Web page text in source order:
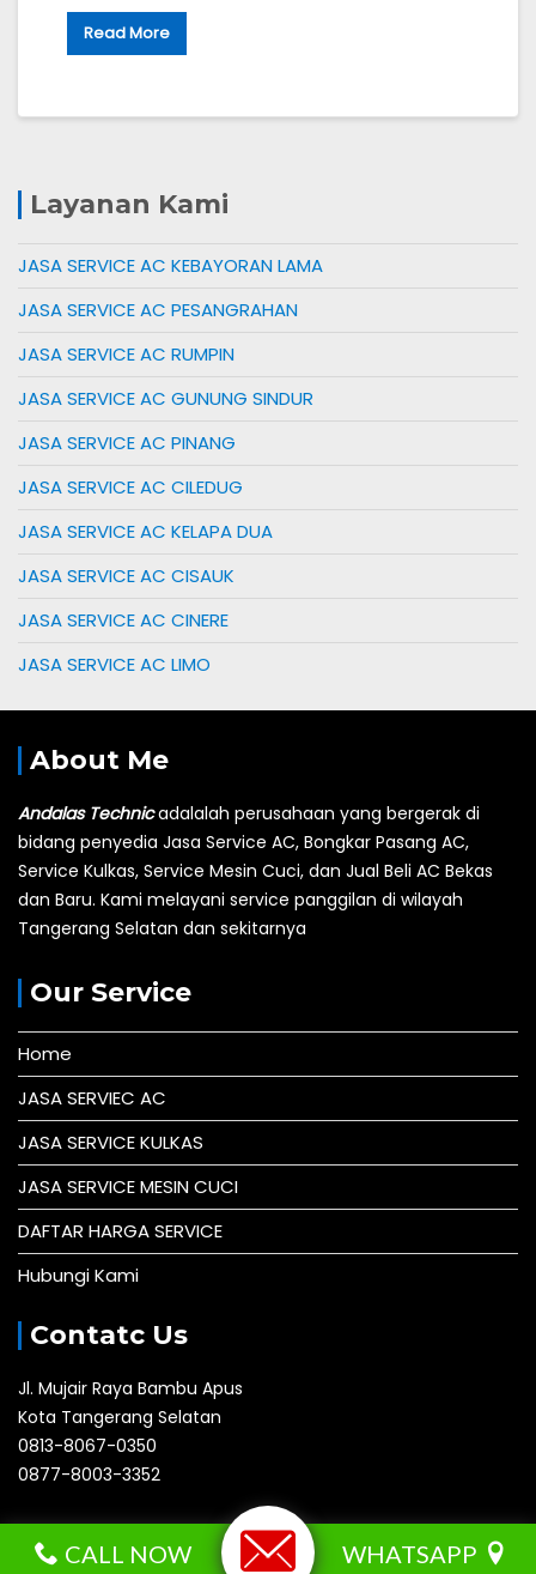
CALL NOW WHATSAPP
Read More
Layanan Kami
JASA SERVICE AC KEBAYORAN LAMA
JASA SERVICE AC PESANGRAHAN
JASA SERVICE AC RUMPIN
JASA SERVICE AC GUNUNG SINDUR
JASA SERVICE AC PINANG
JASA SERVICE AC CILEDUG
JASA SERVICE AC KELAPA DUA
JASA SERVICE AC CISAUK
JASA SERVICE AC CINERE
JASA SERVICE AC LIMO
About Me
Andalas Technicadalalah perusahaan yang bergerak di
bidang penyedia Jasa Service AC, Bongkar Pasang AC,
Service Kulkas, Service Mesin Cuci, dan Jual Beli AC Bekas
dan Baru. Kami melayani service panggilan di wilayah
Tangerang Selatan dan sekitarnya
Our Service
Home
JASA SERVIEC AC
JASA SERVICE KULKAS
JASA SERVICE MESIN CUCI
DAFTAR HARGA SERVICE
Hubungi Kami
Contatc Us
Jl. Mujair Raya Bambu Apus
Kota Tangerang Selatan
0813-8067-0350
0877-8003-3352
Andalastechnic.com © All right reserved 2016